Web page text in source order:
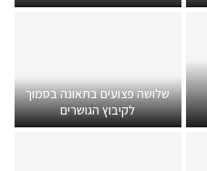
שלושה פצועים בתאונה בסמוך
לקיבוץ הגושרים